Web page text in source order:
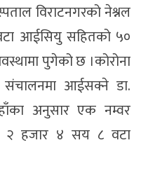
विराटनगरको नेश्नल
वटा आईसियु सहितको ५०
पुगेको छ ।कोरोना
संचालनमा आईसक्ने डा.
अनुसार एक नम्वर
२ हजार ४ सय ८ वटा